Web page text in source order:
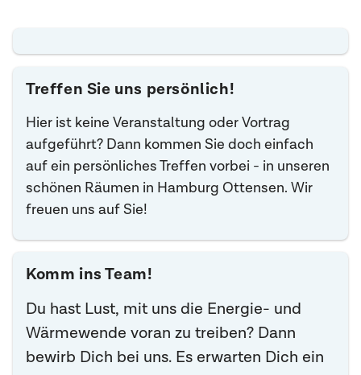
Treffen Sie uns persönlich!
Hier ist keine Veranstaltung oder Vortrag
aufgeführt? Dann kommen Sie doch einfach
auf ein persönliches Treffen vorbei - in unseren
schönen Räumen in Hamburg Ottensen. Wir
freuen uns auf Sie!
Komm ins Team!
Du hast Lust, mit uns die Energie- und
Wärmewende voran zu treiben? Dann
bewirb Dich bei uns. Es erwarten Dich ein